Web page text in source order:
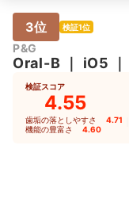
3位 検証1位
P&G
Oral-B iO5
検証スコア
4.55
歯垢の落としやすさ 4.71
機能の豊富さ 4.60